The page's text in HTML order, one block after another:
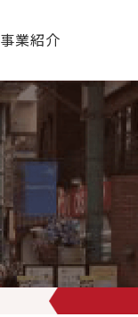
事業紹介
菜使用〜